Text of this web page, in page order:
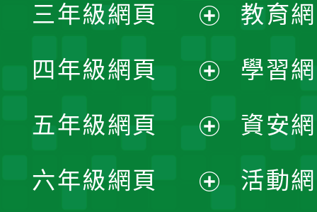
選
單
開
選
單
三年級網頁
開
選
單
四年級網頁
開
選
五年級網頁
開
六年級網頁
教育
學習
資安
活動